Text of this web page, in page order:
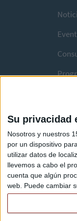
Su privacidad
Nosotros y nuestros
por un dispositivo
utilizar datos de
llevemos a cabo el
cuenta que algún
web. Puede cambiar